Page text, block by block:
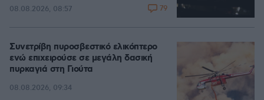
08.08.2026, 08:57 79
Συνετρίβη πυροσβεστικό ελικόπτερο
ενώ επιχειρούσε σε μεγάλη δασική
πυρκαγιά στη Γιούτα
08.08.2026, 09:34